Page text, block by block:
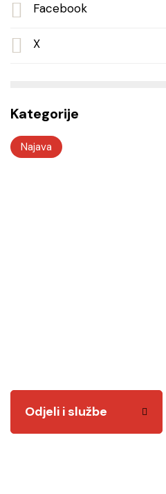
Facebook
X
Kategorije
Najava
Odjeli i službe